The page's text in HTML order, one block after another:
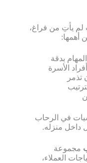
لم يأتِ من فراغ،
أهمها:
بدقة
الأسرة
تذمر
في الرحاب
داخل منزله.
مجموعة
العملاء،